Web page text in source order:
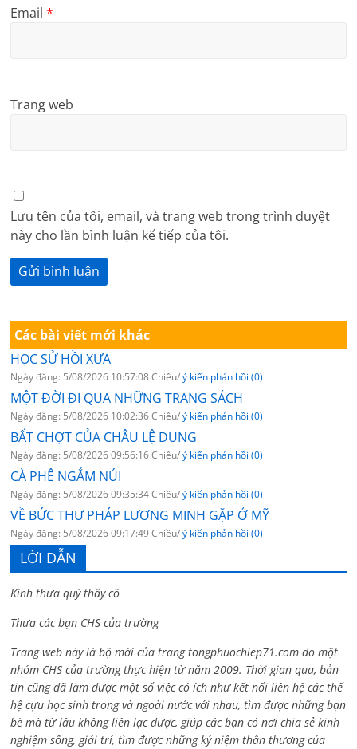
Email*
Trang web
Lưu tên của tôi, email, và trang web trong trình duyệt
này cho lần bình luận kế tiếp của tôi.
Các bài viết mới khác
HỌC SỬ HỒI XƯA
Ngày đăng: 5/08/2026 10:57:08 Chiều/ý kiến phản hồi (0)
MỘT ĐỜI ĐI QUA NHỮNG TRANG SÁCH
Ngày đăng: 5/08/2026 10:02:36 Chiều/ý kiến phản hồi (0)
BẤT CHỢT CỦA CHÂU LỆ DUNG
Ngày đăng: 5/08/2026 09:56:16 Chiều/ý kiến phản hồi (0)
CÀ PHÊ NGẮM NÚI
Ngày đăng: 5/08/2026 09:35:34 Chiều/ý kiến phản hồi (0)
VỀ BỨC THƯ PHÁP LƯƠNG MINH GẶP Ở MỸ
Ngày đăng: 5/08/2026 09:17:49 Chiều/ý kiến phản hồi (0)
LỜI DẪN
Kính thưa quý thầy cô
Thưa các bạn CHS của trường
Trang web này là bộ mới của trang tongphuochiep71.com do một
nhóm CHS của trường thực hiện từ năm 2009. Thời gian qua, bản
tin cũng đã làm được một số việc có ích như kết nối liên hệ các thế
hệ cựu học sinh trong và ngoài nước với nhau, tìm được những bạn
bè mà từ lâu không liên lạc được, giúp các bạn có nơi chia sẻ kinh
nghiệm sống, giải trí, tìm được những kỷ niệm thân thương của